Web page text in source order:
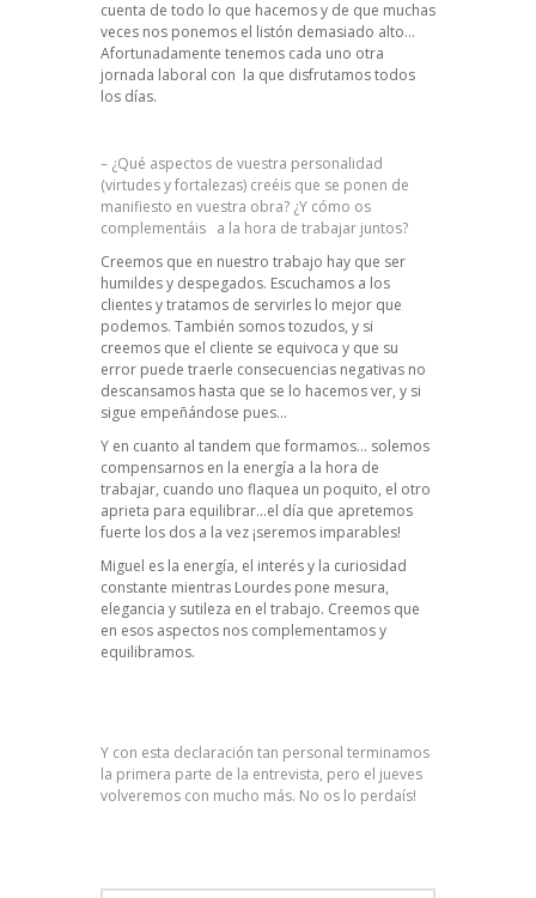
cuenta de todo lo que hacemos y de que muchas
veces nos ponemos el listón demasiado alto…
Afortunadamente tenemos cada uno otra
jornada laboral con la que disfrutamos todos
los días.
– ¿Qué aspectos de vuestra personalidad
(virtudes y fortalezas) creéis que se ponen de
manifiesto en vuestra obra? ¿Y cómo os
complementáis a la hora de trabajar juntos?
Creemos que en nuestro trabajo hay que ser
humildes y despegados. Escuchamos a los
clientes y tratamos de servirles lo mejor que
podemos. También somos tozudos, y si
creemos que el cliente se equivoca y que su
error puede traerle consecuencias negativas no
descansamos hasta que se lo hacemos ver, y si
sigue empeñándose pues…
Y en cuanto al tandem que formamos… solemos
compensarnos en la energía a la hora de
trabajar, cuando uno flaquea un poquito, el otro
aprieta para equilibrar…el día que apretemos
fuerte los dos a la vez ¡seremos imparables!
Miguel es la energía, el interés y la curiosidad
constante mientras Lourdes pone mesura,
elegancia y sutileza en el trabajo. Creemos que
en esos aspectos nos complementamos y
equilibramos.
Y con esta declaración tan personal terminamos
la primera parte de la entrevista, pero el jueves
volveremos con mucho más. No os lo perdaís!